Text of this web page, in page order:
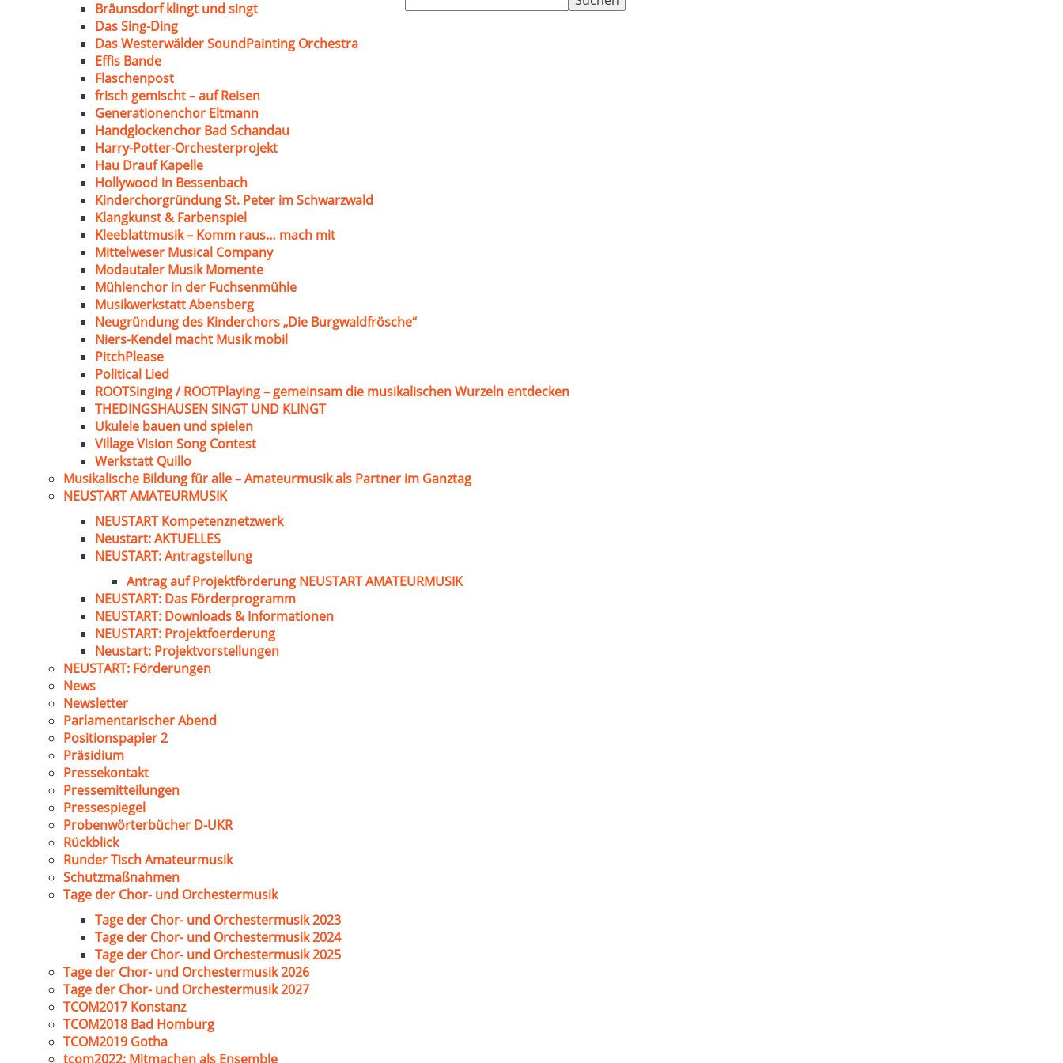
nach:
Bräunsdorf klingt und singt
Das Sing-Ding
Das Westerwälder SoundPainting Orchestra
Effis Bande
Flaschenpost
frisch gemischt – auf Reisen
Generationenchor Eltmann
Handglockenchor Bad Schandau
Harry-Potter-Orchesterprojekt
Hau Drauf Kapelle
Hollywood in Bessenbach
Kinderchorgründung St. Peter im Schwarzwald
Klangkunst & Farbenspiel
Kleeblattmusik – Komm raus… mach mit
Mittelweser Musical Company
Modautaler Musik Momente
Mühlenchor in der Fuchsenmühle
Musikwerkstatt Abensberg
Neugründung des Kinderchors „Die Burgwaldfrösche“
Niers-Kendel macht Musik mobil
PitchPlease
Political Lied
ROOTSinging / ROOTPlaying – gemeinsam die musikalischen Wurzeln entdecken
THEDINGSHAUSEN SINGT UND KLINGT
Ukulele bauen und spielen
Village Vision Song Contest
Werkstatt Quillo
Musikalische Bildung für alle – Amateurmusik als Partner im Ganztag
NEUSTART AMATEURMUSIK
NEUSTART Kompetenznetzwerk
Neustart: AKTUELLES
NEUSTART: Antragstellung
Antrag auf Projektförderung NEUSTART AMATEURMUSIK
NEUSTART: Das Förderprogramm
NEUSTART: Downloads & Informationen
NEUSTART: Projektfoerderung
Neustart: Projektvorstellungen
NEUSTART: Förderungen
News
Newsletter
Parlamentarischer Abend
Positionspapier 2
Präsidium
Pressekontakt
Pressemitteilungen
Pressespiegel
Probenwörterbücher D-UKR
Rückblick
Runder Tisch Amateurmusik
Schutzmaßnahmen
Tage der Chor- und Orchestermusik
Tage der Chor- und Orchestermusik 2023
Tage der Chor- und Orchestermusik 2024
Tage der Chor- und Orchestermusik 2025
Tage der Chor- und Orchestermusik 2026
Tage der Chor- und Orchestermusik 2027
TCOM2017 Konstanz
TCOM2018 Bad Homburg
TCOM2019 Gotha
tcom2022: Mitmachen als Ensemble